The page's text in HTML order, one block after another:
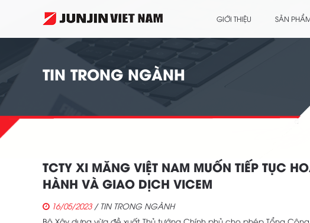
GIỚI THIỆU SẢN
TIN TRONG NGÀNH
TCTY XI MĂNG VIỆT NAM MUỐN TIẾP TỤC
HÀNH VÀ GIAO DỊCH VICEM
16/05/2023 / TIN TRONG NGÀNH